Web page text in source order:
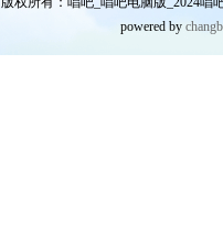
powered by